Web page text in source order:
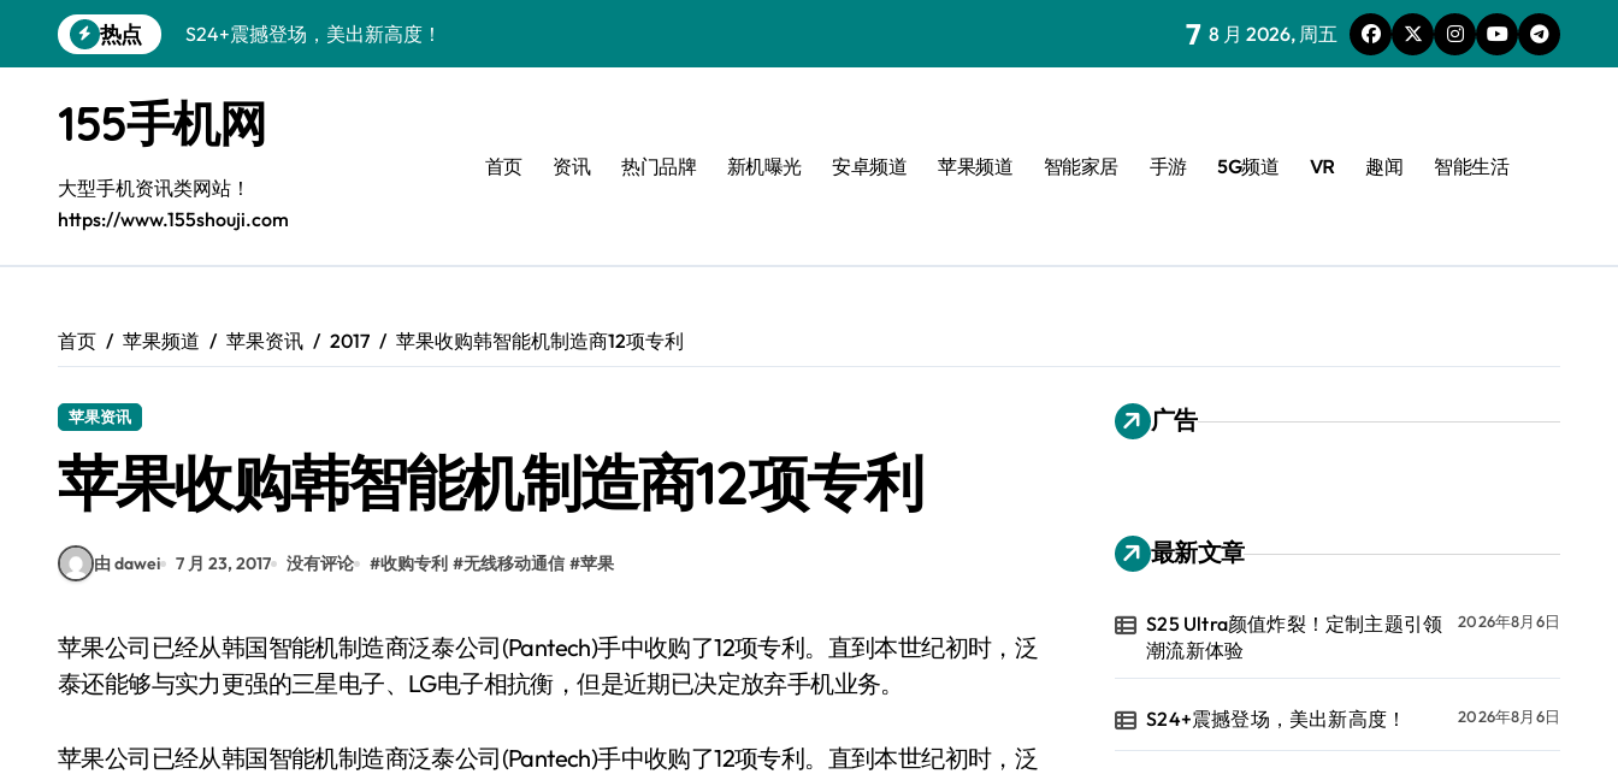
到
热点
S24+震撼登场，美出新高度！
Galaxy A56 5G登场，时尚与性能双巅峰！
Galaxy Z Flip6：折叠时尚，尽显潮流新宠
三星Galaxy S26发布：个性美化全攻略
Galaxy S25美颜秘籍：个性定制炫酷玩法
Galaxy C55 5G登场，演绎三星美学新巅峰
S25 Ultra颜值炸裂！定制主题引领潮流新体验
7 8 月 2026, 周五
155手机网
大型手机资讯类网站！
https://www.155shouji.com
首页 资讯 热门品牌 新机曝光 安卓频道 苹果频道 智能家居 手游 5G频道 VR 趣闻 智能生活
首页 苹果频道 苹果资讯 2017 苹果收购韩智能机制造商12项专利
苹果资讯
苹果收购韩智能机制造商12项专利
由 dawei 7 月 23, 2017 没有评论 #收购专利 #无线移动通信 #苹果
苹果公司已经从韩国智能机制造商泛泰公司(Pantech)手中收购了12项专利。直到本世纪初时，泛
泰还能够与实力更强的三星电子、LG电子相抗衡，但是近期已决定放弃手机业务。
苹果公司已经从韩国智能机制造商泛泰公司(Pantech)手中收购了12项专利。直到本世纪初时，泛
广告
最新文章
S25 Ultra颜值炸裂！定制主题引领
潮流新体验
2026年8月6日
S24+震撼登场，美出新高度！ 2026年8月6日